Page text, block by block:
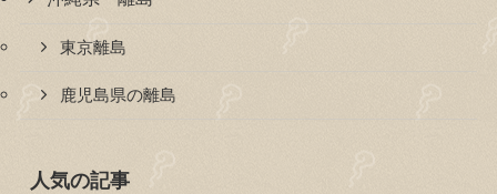
東京離島
鹿児島県の離島
人気の記事